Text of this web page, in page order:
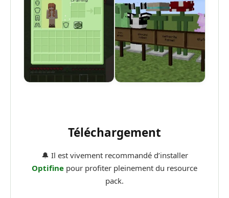
Téléchargement
🔔 Il est vivement recommandé d’installer
Optifine pour profiter pleinement du resource
pack.